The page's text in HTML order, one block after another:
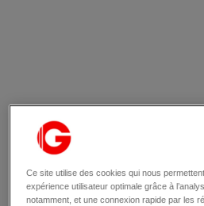
Tous les services
Retrouvez tous les services pensés
quotidien.
Ce site utilise des cookies qui nous
expérience utilisateur optimale grâce à
notamment, et une connexion rapide par les